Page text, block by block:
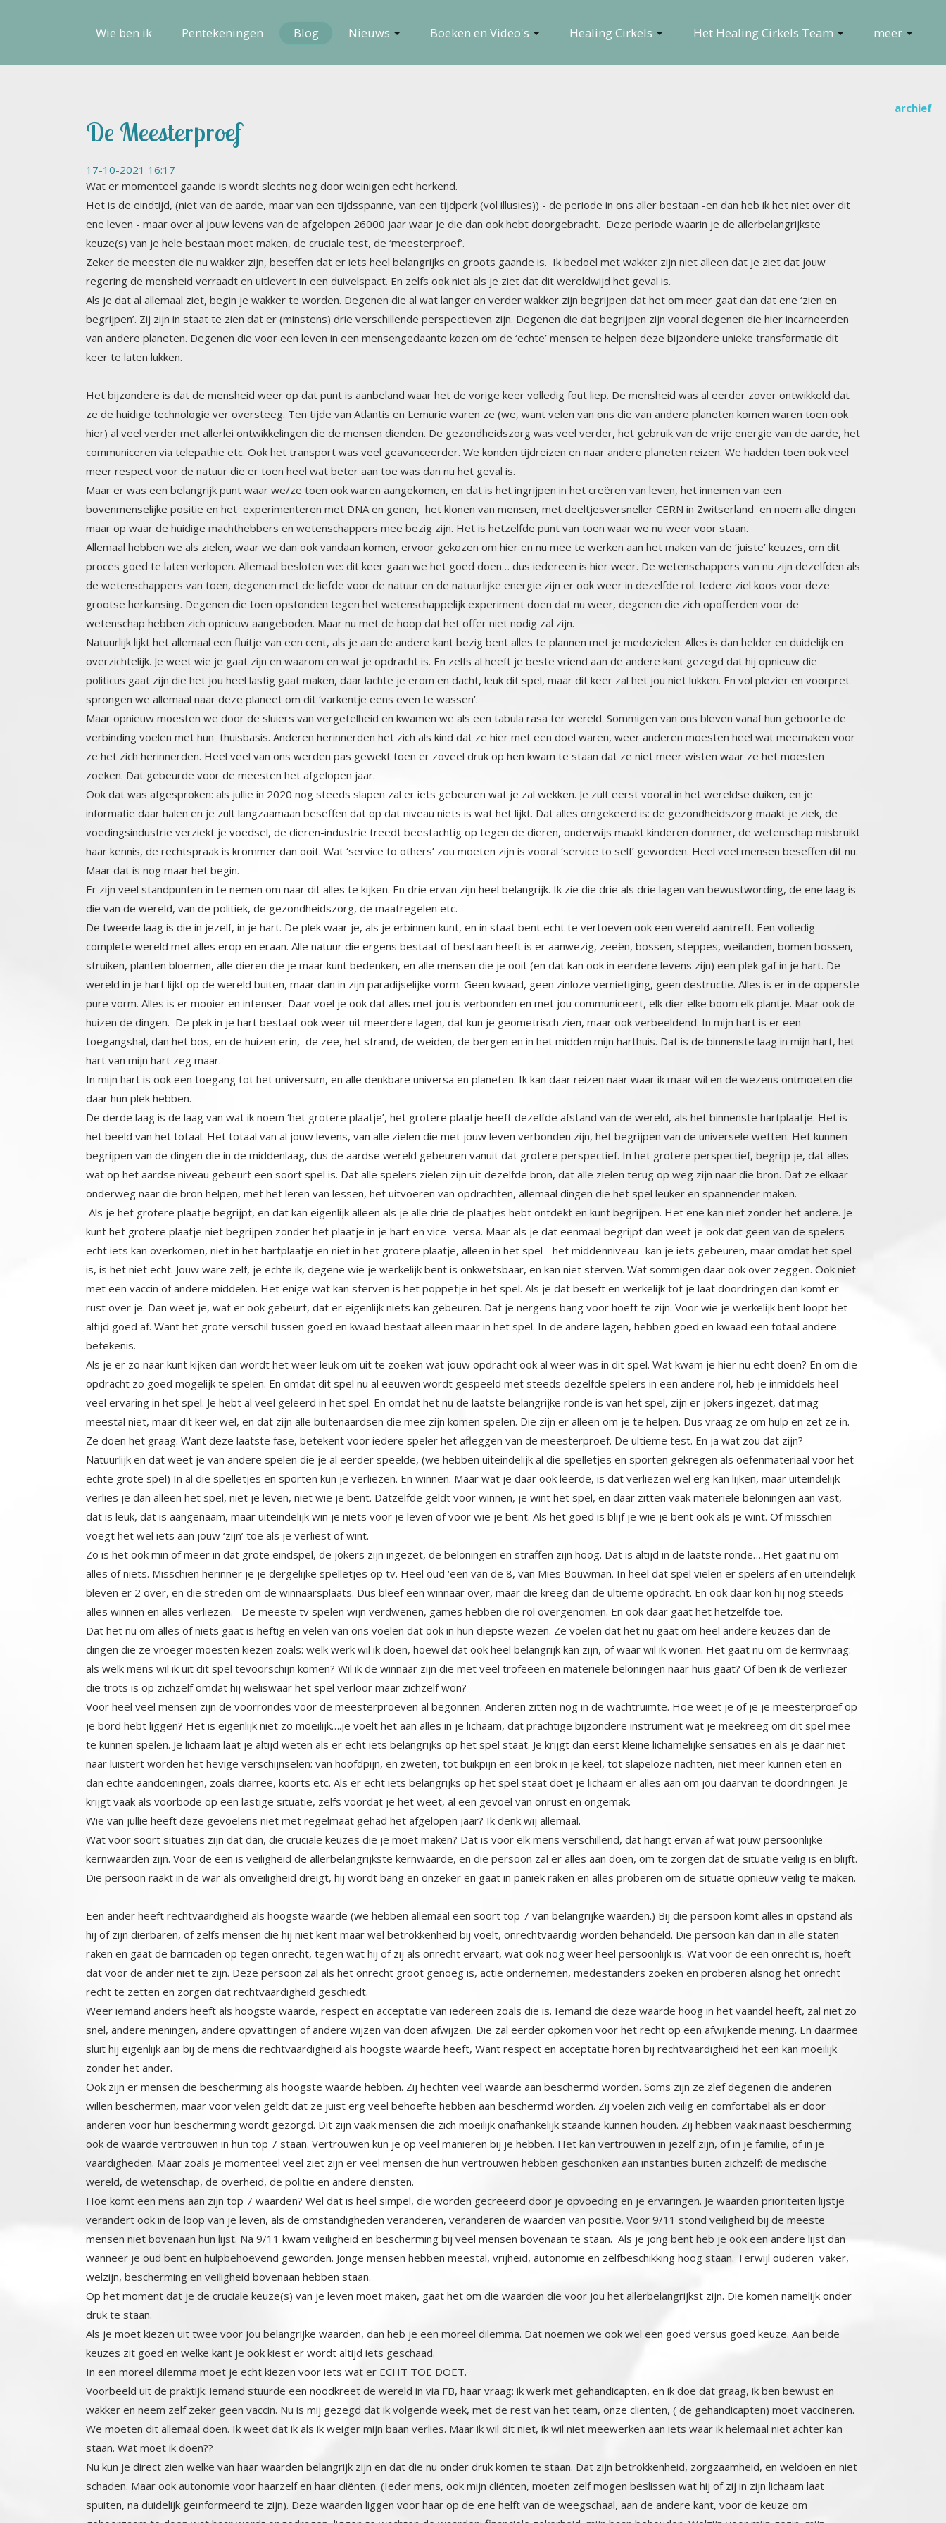
Wie ben ik Pentekeningen Blog Nieuws Boeken en Video's Healing Cirkels Het Healing Cirkels Team meer
archief
De Meesterproef
17-10-2021 16:17
Wat er momenteel gaande is wordt slechts nog door weinigen echt herkend.
Het is de eindtijd, (niet van de aarde, maar van een tijdsspanne, van een tijdperk (vol illusies)) - de periode in ons aller bestaan -en dan heb ik het niet over dit
ene leven - maar over al jouw levens van de afgelopen 26000 jaar waar je die dan ook hebt doorgebracht. Deze periode waarin je de allerbelangrijkste
keuze(s) van je hele bestaan moet maken, de cruciale test, de ‘meesterproef’.
Zeker de meesten die nu wakker zijn, beseffen dat er iets heel belangrijks en groots gaande is. Ik bedoel met wakker zijn niet alleen dat je ziet dat jouw
regering de mensheid verraadt en uitlevert in een duivelspact. En zelfs ook niet als je ziet dat dit wereldwijd het geval is.
Als je dat al allemaal ziet, begin je wakker te worden. Degenen die al wat langer en verder wakker zijn begrijpen dat het om meer gaat dan dat ene ‘zien en
begrijpen’. Zij zijn in staat te zien dat er (minstens) drie verschillende perspectieven zijn. Degenen die dat begrijpen zijn vooral degenen die hier incarneerden
van andere planeten. Degenen die voor een leven in een mensengedaante kozen om de ‘echte’ mensen te helpen deze bijzondere unieke transformatie dit
keer te laten lukken.
Het bijzondere is dat de mensheid weer op dat punt is aanbeland waar het de vorige keer volledig fout liep. De mensheid was al eerder zover ontwikkeld dat
ze de huidige technologie ver oversteeg. Ten tijde van Atlantis en Lemurie waren ze (we, want velen van ons die van andere planeten komen waren toen ook
hier) al veel verder met allerlei ontwikkelingen die de mensen dienden. De gezondheidszorg was veel verder, het gebruik van de vrije energie van de aarde, het
communiceren via telepathie etc. Ook het transport was veel geavanceerder. We konden tijdreizen en naar andere planeten reizen. We hadden toen ook veel
meer respect voor de natuur die er toen heel wat beter aan toe was dan nu het geval is.
Maar er was een belangrijk punt waar we/ze toen ook waren aangekomen, en dat is het ingrijpen in het creëren van leven, het innemen van een
bovenmenselijke positie en het experimenteren met DNA en genen, het klonen van mensen, met deeltjesversneller CERN in Zwitserland en noem alle dingen
maar op waar de huidige machthebbers en wetenschappers mee bezig zijn. Het is hetzelfde punt van toen waar we nu weer voor staan.
Allemaal hebben we als zielen, waar we dan ook vandaan komen, ervoor gekozen om hier en nu mee te werken aan het maken van de ‘juiste’ keuzes, om dit
proces goed te laten verlopen. Allemaal besloten we: dit keer gaan we het goed doen… dus iedereen is hier weer. De wetenschappers van nu zijn dezelfden als
de wetenschappers van toen, degenen met de liefde voor de natuur en de natuurlijke energie zijn er ook weer in dezelfde rol. Iedere ziel koos voor deze
grootse herkansing. Degenen die toen opstonden tegen het wetenschappelijk experiment doen dat nu weer, degenen die zich opofferden voor de
wetenschap hebben zich opnieuw aangeboden. Maar nu met de hoop dat het offer niet nodig zal zijn.
Natuurlijk lijkt het allemaal een fluitje van een cent, als je aan de andere kant bezig bent alles te plannen met je medezielen. Alles is dan helder en duidelijk en
overzichtelijk. Je weet wie je gaat zijn en waarom en wat je opdracht is. En zelfs al heeft je beste vriend aan de andere kant gezegd dat hij opnieuw die
politicus gaat zijn die het jou heel lastig gaat maken, daar lachte je erom en dacht, leuk dit spel, maar dit keer zal het jou niet lukken. En vol plezier en voorpret
sprongen we allemaal naar deze planeet om dit ‘varkentje eens even te wassen’.
Maar opnieuw moesten we door de sluiers van vergetelheid en kwamen we als een tabula rasa ter wereld. Sommigen van ons bleven vanaf hun geboorte de
verbinding voelen met hun thuisbasis. Anderen herinnerden het zich als kind dat ze hier met een doel waren, weer anderen moesten heel wat meemaken voor
ze het zich herinnerden. Heel veel van ons werden pas gewekt toen er zoveel druk op hen kwam te staan dat ze niet meer wisten waar ze het moesten
zoeken. Dat gebeurde voor de meesten het afgelopen jaar.
Ook dat was afgesproken: als jullie in 2020 nog steeds slapen zal er iets gebeuren wat je zal wekken. Je zult eerst vooral in het wereldse duiken, en je
informatie daar halen en je zult langzaamaan beseffen dat op dat niveau niets is wat het lijkt. Dat alles omgekeerd is: de gezondheidszorg maakt je ziek, de
voedingsindustrie verziekt je voedsel, de dieren-industrie treedt beestachtig op tegen de dieren, onderwijs maakt kinderen dommer, de wetenschap misbruikt
haar kennis, de rechtspraak is krommer dan ooit. Wat ‘service to others’ zou moeten zijn is vooral ‘service to self’ geworden. Heel veel mensen beseffen dit nu.
Maar dat is nog maar het begin.
Er zijn veel standpunten in te nemen om naar dit alles te kijken. En drie ervan zijn heel belangrijk. Ik zie die drie als drie lagen van bewustwording, de ene laag is
die van de wereld, van de politiek, de gezondheidszorg, de maatregelen etc.
De tweede laag is die in jezelf, in je hart. De plek waar je, als je erbinnen kunt, en in staat bent echt te vertoeven ook een wereld aantreft. Een volledig
complete wereld met alles erop en eraan. Alle natuur die ergens bestaat of bestaan heeft is er aanwezig, zeeën, bossen, steppes, weilanden, bomen bossen,
struiken, planten bloemen, alle dieren die je maar kunt bedenken, en alle mensen die je ooit (en dat kan ook in eerdere levens zijn) een plek gaf in je hart. De
wereld in je hart lijkt op de wereld buiten, maar dan in zijn paradijselijke vorm. Geen kwaad, geen zinloze vernietiging, geen destructie. Alles is er in de opperste
pure vorm. Alles is er mooier en intenser. Daar voel je ook dat alles met jou is verbonden en met jou communiceert, elk dier elke boom elk plantje. Maar ook de
huizen de dingen. De plek in je hart bestaat ook weer uit meerdere lagen, dat kun je geometrisch zien, maar ook verbeeldend. In mijn hart is er een
toegangshal, dan het bos, en de huizen erin, de zee, het strand, de weiden, de bergen en in het midden mijn harthuis. Dat is de binnenste laag in mijn hart, het
hart van mijn hart zeg maar.
In mijn hart is ook een toegang tot het universum, en alle denkbare universa en planeten. Ik kan daar reizen naar waar ik maar wil en de wezens ontmoeten die
daar hun plek hebben.
De derde laag is de laag van wat ik noem ‘het grotere plaatje’, het grotere plaatje heeft dezelfde afstand van de wereld, als het binnenste hartplaatje. Het is
het beeld van het totaal. Het totaal van al jouw levens, van alle zielen die met jouw leven verbonden zijn, het begrijpen van de universele wetten. Het kunnen
begrijpen van de dingen die in de middenlaag, dus de aardse wereld gebeuren vanuit dat grotere perspectief. In het grotere perspectief, begrijp je, dat alles
wat op het aardse niveau gebeurt een soort spel is. Dat alle spelers zielen zijn uit dezelfde bron, dat alle zielen terug op weg zijn naar die bron. Dat ze elkaar
onderweg naar die bron helpen, met het leren van lessen, het uitvoeren van opdrachten, allemaal dingen die het spel leuker en spannender maken.
Als je het grotere plaatje begrijpt, en dat kan eigenlijk alleen als je alle drie de plaatjes hebt ontdekt en kunt begrijpen. Het ene kan niet zonder het andere. Je
kunt het grotere plaatje niet begrijpen zonder het plaatje in je hart en vice- versa. Maar als je dat eenmaal begrijpt dan weet je ook dat geen van de spelers
echt iets kan overkomen, niet in het hartplaatje en niet in het grotere plaatje, alleen in het spel - het middenniveau -kan je iets gebeuren, maar omdat het spel
is, is het niet echt. Jouw ware zelf, je echte ik, degene wie je werkelijk bent is onkwetsbaar, en kan niet sterven. Wat sommigen daar ook over zeggen. Ook niet
met een vaccin of andere middelen. Het enige wat kan sterven is het poppetje in het spel. Als je dat beseft en werkelijk tot je laat doordringen dan komt er
rust over je. Dan weet je, wat er ook gebeurt, dat er eigenlijk niets kan gebeuren. Dat je nergens bang voor hoeft te zijn. Voor wie je werkelijk bent loopt het
altijd goed af. Want het grote verschil tussen goed en kwaad bestaat alleen maar in het spel. In de andere lagen, hebben goed en kwaad een totaal andere
betekenis.
Als je er zo naar kunt kijken dan wordt het weer leuk om uit te zoeken wat jouw opdracht ook al weer was in dit spel. Wat kwam je hier nu echt doen? En om die
opdracht zo goed mogelijk te spelen. En omdat dit spel nu al eeuwen wordt gespeeld met steeds dezelfde spelers in een andere rol, heb je inmiddels heel
veel ervaring in het spel. Je hebt al veel geleerd in het spel. En omdat het nu de laatste belangrijke ronde is van het spel, zijn er jokers ingezet, dat mag
meestal niet, maar dit keer wel, en dat zijn alle buitenaardsen die mee zijn komen spelen. Die zijn er alleen om je te helpen. Dus vraag ze om hulp en zet ze in.
Ze doen het graag. Want deze laatste fase, betekent voor iedere speler het afleggen van de meesterproef. De ultieme test. En ja wat zou dat zijn?
Natuurlijk en dat weet je van andere spelen die je al eerder speelde, (we hebben uiteindelijk al die spelletjes en sporten gekregen als oefenmateriaal voor het
echte grote spel) In al die spelletjes en sporten kun je verliezen. En winnen. Maar wat je daar ook leerde, is dat verliezen wel erg kan lijken, maar uiteindelijk
verlies je dan alleen het spel, niet je leven, niet wie je bent. Datzelfde geldt voor winnen, je wint het spel, en daar zitten vaak materiele beloningen aan vast,
dat is leuk, dat is aangenaam, maar uiteindelijk win je niets voor je leven of voor wie je bent. Als het goed is blijf je wie je bent ook als je wint. Of misschien
voegt het wel iets aan jouw ‘zijn’ toe als je verliest of wint.
Zo is het ook min of meer in dat grote eindspel, de jokers zijn ingezet, de beloningen en straffen zijn hoog. Dat is altijd in de laatste ronde….Het gaat nu om
alles of niets. Misschien herinner je je dergelijke spelletjes op tv. Heel oud ‘een van de 8, van Mies Bouwman. In heel dat spel vielen er spelers af en uiteindelijk
bleven er 2 over, en die streden om de winnaarsplaats. Dus bleef een winnaar over, maar die kreeg dan de ultieme opdracht. En ook daar kon hij nog steeds
alles winnen en alles verliezen. De meeste tv spelen wijn verdwenen, games hebben die rol overgenomen. En ook daar gaat het hetzelfde toe.
Dat het nu om alles of niets gaat is heftig en velen van ons voelen dat ook in hun diepste wezen. Ze voelen dat het nu gaat om heel andere keuzes dan de
dingen die ze vroeger moesten kiezen zoals: welk werk wil ik doen, hoewel dat ook heel belangrijk kan zijn, of waar wil ik wonen. Het gaat nu om de kernvraag:
als welk mens wil ik uit dit spel tevoorschijn komen? Wil ik de winnaar zijn die met veel trofeeën en materiele beloningen naar huis gaat? Of ben ik de verliezer
die trots is op zichzelf omdat hij weliswaar het spel verloor maar zichzelf won?
Voor heel veel mensen zijn de voorrondes voor de meesterproeven al begonnen. Anderen zitten nog in de wachtruimte. Hoe weet je of je je meesterproef op
je bord hebt liggen? Het is eigenlijk niet zo moeilijk….je voelt het aan alles in je lichaam, dat prachtige bijzondere instrument wat je meekreeg om dit spel mee
te kunnen spelen. Je lichaam laat je altijd weten als er echt iets belangrijks op het spel staat. Je krijgt dan eerst kleine lichamelijke sensaties en als je daar niet
naar luistert worden het hevige verschijnselen: van hoofdpijn, en zweten, tot buikpijn en een brok in je keel, tot slapeloze nachten, niet meer kunnen eten en
dan echte aandoeningen, zoals diarree, koorts etc. Als er echt iets belangrijks op het spel staat doet je lichaam er alles aan om jou daarvan te doordringen. Je
krijgt vaak als voorbode op een lastige situatie, zelfs voordat je het weet, al een gevoel van onrust en ongemak.
Wie van jullie heeft deze gevoelens niet met regelmaat gehad het afgelopen jaar? Ik denk wij allemaal.
Wat voor soort situaties zijn dat dan, die cruciale keuzes die je moet maken? Dat is voor elk mens verschillend, dat hangt ervan af wat jouw persoonlijke
kernwaarden zijn. Voor de een is veiligheid de allerbelangrijkste kernwaarde, en die persoon zal er alles aan doen, om te zorgen dat de situatie veilig is en blijft.
Die persoon raakt in de war als onveiligheid dreigt, hij wordt bang en onzeker en gaat in paniek raken en alles proberen om de situatie opnieuw veilig te maken.
Een ander heeft rechtvaardigheid als hoogste waarde (we hebben allemaal een soort top 7 van belangrijke waarden.) Bij die persoon komt alles in opstand als
hij of zijn dierbaren, of zelfs mensen die hij niet kent maar wel betrokkenheid bij voelt, onrechtvaardig worden behandeld. Die persoon kan dan in alle staten
raken en gaat de barricaden op tegen onrecht, tegen wat hij of zij als onrecht ervaart, wat ook nog weer heel persoonlijk is. Wat voor de een onrecht is, hoeft
dat voor de ander niet te zijn. Deze persoon zal als het onrecht groot genoeg is, actie ondernemen, medestanders zoeken en proberen alsnog het onrecht
recht te zetten en zorgen dat rechtvaardigheid geschiedt.
Weer iemand anders heeft als hoogste waarde, respect en acceptatie van iedereen zoals die is. Iemand die deze waarde hoog in het vaandel heeft, zal niet zo
snel, andere meningen, andere opvattingen of andere wijzen van doen afwijzen. Die zal eerder opkomen voor het recht op een afwijkende mening. En daarmee
sluit hij eigenlijk aan bij de mens die rechtvaardigheid als hoogste waarde heeft, Want respect en acceptatie horen bij rechtvaardigheid het een kan moeilijk
zonder het ander.
Ook zijn er mensen die bescherming als hoogste waarde hebben. Zij hechten veel waarde aan beschermd worden. Soms zijn ze zlef degenen die anderen
willen beschermen, maar voor velen geldt dat ze juist erg veel behoefte hebben aan beschermd worden. Zij voelen zich veilig en comfortabel als er door
anderen voor hun bescherming wordt gezorgd. Dit zijn vaak mensen die zich moeilijk onafhankelijk staande kunnen houden. Zij hebben vaak naast bescherming
ook de waarde vertrouwen in hun top 7 staan. Vertrouwen kun je op veel manieren bij je hebben. Het kan vertrouwen in jezelf zijn, of in je familie, of in je
vaardigheden. Maar zoals je momenteel veel ziet zijn er veel mensen die hun vertrouwen hebben geschonken aan instanties buiten zichzelf: de medische
wereld, de wetenschap, de overheid, de politie en andere diensten.
Hoe komt een mens aan zijn top 7 waarden? Wel dat is heel simpel, die worden gecreëerd door je opvoeding en je ervaringen. Je waarden prioriteiten lijstje
verandert ook in de loop van je leven, als de omstandigheden veranderen, veranderen de waarden van positie. Voor 9/11 stond veiligheid bij de meeste
mensen niet bovenaan hun lijst. Na 9/11 kwam veiligheid en bescherming bij veel mensen bovenaan te staan. Als je jong bent heb je ook een andere lijst dan
wanneer je oud bent en hulpbehoevend geworden. Jonge mensen hebben meestal, vrijheid, autonomie en zelfbeschikking hoog staan. Terwijl ouderen vaker,
welzijn, bescherming en veiligheid bovenaan hebben staan.
Op het moment dat je de cruciale keuze(s) van je leven moet maken, gaat het om die waarden die voor jou het allerbelangrijkst zijn. Die komen namelijk onder
druk te staan.
Als je moet kiezen uit twee voor jou belangrijke waarden, dan heb je een moreel dilemma. Dat noemen we ook wel een goed versus goed keuze. Aan beide
keuzes zit goed en welke kant je ook kiest er wordt altijd iets geschaad.
In een moreel dilemma moet je echt kiezen voor iets wat er ECHT TOE DOET.
Voorbeeld uit de praktijk: iemand stuurde een noodkreet de wereld in via FB, haar vraag: ik werk met gehandicapten, en ik doe dat graag, ik ben bewust en
wakker en neem zelf zeker geen vaccin. Nu is mij gezegd dat ik volgende week, met de rest van het team, onze cliënten, ( de gehandicapten) moet vaccineren.
We moeten dit allemaal doen. Ik weet dat ik als ik weiger mijn baan verlies. Maar ik wil dit niet, ik wil niet meewerken aan iets waar ik helemaal niet achter kan
staan. Wat moet ik doen??
Nu kun je direct zien welke van haar waarden belangrijk zijn en dat die nu onder druk komen te staan. Dat zijn betrokkenheid, zorgzaamheid, en weldoen en niet
schaden. Maar ook autonomie voor haarzelf en haar cliënten. (Ieder mens, ook mijn cliënten, moeten zelf mogen beslissen wat hij of zij in zijn lichaam laat
spuiten, na duidelijk geïnformeerd te zijn). Deze waarden liggen voor haar op de ene helft van de weegschaal, aan de andere kant, voor de keuze om
gehoorzaam te doen wat haar wordt opgedragen, liggen te wachten de waarden: financiële zekerheid, mijn baan behouden. Welzijn voor mijn gezin, mijn
kinderen. Gehoorzaam zijn, meedoen met de anderen, niet afwijken ( ik ben wel wakker maar wil geen wappie of complotdenker worden gevonden op mijn
werk, (gelijkwaardig) gemoedsrust ( als ik gewoon meedoe, dan valt niemand me lastig) vriendschap, als ik me afwijkend opstel raak ik vrienden kwijt want ik